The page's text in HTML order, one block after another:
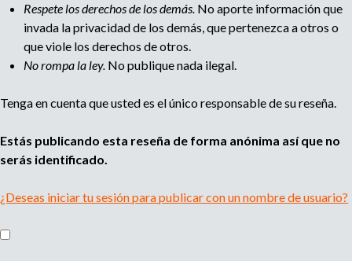
Respete los derechos de los demás. No aporte información que
invada la privacidad de los demás, que pertenezca a otros o
que viole los derechos de otros.
No rompa la ley. No publique nada ilegal.
Tenga en cuenta que usted es el único responsable de su reseña.
Estás publicando esta reseña de forma anónima así que no
serás identificado.
¿Deseas iniciar tu sesión para publicar con un nombre de usuario?